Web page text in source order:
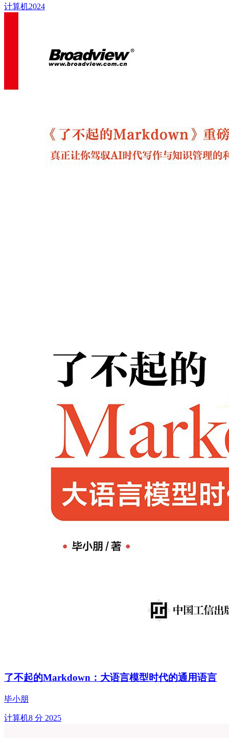
计算机2024
了不起的Markdown：大语言模型时代的通用语言
毕小朋
计算机8 分 2025